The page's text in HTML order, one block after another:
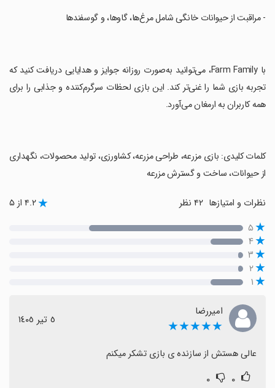
‏- مراقبت از حیوانات خانگی شامل مرغ‌ها، گاوها، و گوسفندها
‏با Farm Family، می‌توانید به‌صورت روزانه جوایز و هدایایی دریافت کنید که
تجربه بازی شما را غنی‌تر کند. این بازی لحظات سرگرم‌کننده و جذابی را برای
همه کاربران به ارمغان می‌آورد.
‏کلمات کلیدی: بازی مزرعه، طراحی مزرعه، کشاورزی، تولید محصولات، نگهداری
از حیوانات، ساخت و گسترش مزرعه
نظرات و امتیازها ۴.۲ از ۵
۵
۴
۳
۲
۱
امیررضا
★★★★★ ٥ تیر ١٤٠٥
عالی هستش از سازنده ی بازی تشکر میکنم
۰ ۰